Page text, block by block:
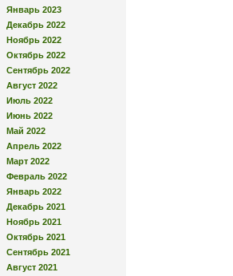
Январь 2023
Декабрь 2022
Ноябрь 2022
Октябрь 2022
Сентябрь 2022
Август 2022
Июль 2022
Июнь 2022
Май 2022
Апрель 2022
Март 2022
Февраль 2022
Январь 2022
Декабрь 2021
Ноябрь 2021
Октябрь 2021
Сентябрь 2021
Август 2021